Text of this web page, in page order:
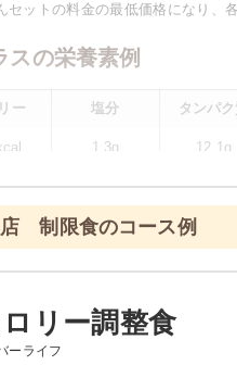
メニューは一例です）
セットの料金の最低価格になり、
スの栄養素例
ー 塩分 タンパ
1.3g 12.1g
り前後します
のメニュー例
と青梗菜の塩あん
ピリ辛醤油仕立て
制限食のコース例
リー調整食
ーライフ